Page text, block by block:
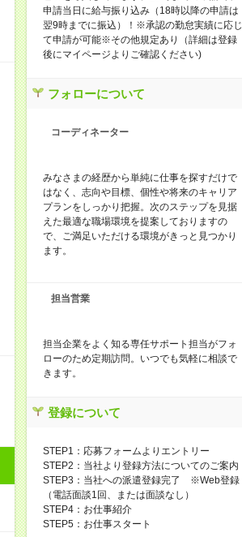
申請当日に給与振り込み（18時以降の申請は
翌9時までに振込）！※承認の勤怠実績に応じ
て申請が可能※その他規定あり（詳細は登録
後にマイページよりご確認ください)
フォローについて
コーディネーター
みなさまの経歴から単純に仕事を探すだけで
はなく、志向や目標、個性や将来のキャリア
プランをしっかり把握。次のステップを見据
えた最適な職場環境を提案しておりますの
で、ご満足いただける環境がきっと見つかり
ます。
担当営業
担当企業をよく知る専任サポート担当がフォ
ローのため定期訪問。いつでも気軽に相談で
きます。
登録について
STEP1：応募フォームよりエントリー
STEP2：当社より登録方法についてのご案内
STEP3：当社への派遣登録完了 ※Web登録
（電話面談1回、または面談なし）
STEP4：お仕事紹介
STEP5：お仕事スタート